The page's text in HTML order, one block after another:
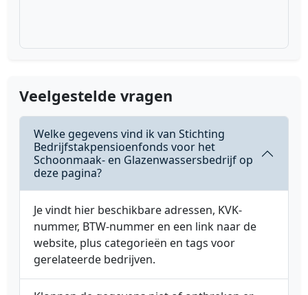
Veelgestelde vragen
Welke gegevens vind ik van Stichting
Bedrijfstakpensioenfonds voor het
Schoonmaak- en Glazenwassersbedrijf op
deze pagina?
Je vindt hier beschikbare adressen, KVK-
nummer, BTW-nummer en een link naar de
website, plus categorieën en tags voor
gerelateerde bedrijven.